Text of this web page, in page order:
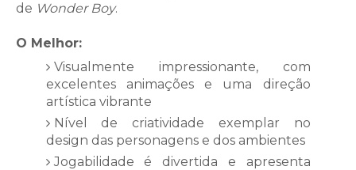
de Wonder Boy.
O Melhor:
Visualmente impressionante, com
excelentes animações e uma direção
artística vibrante
Nível de criatividade exemplar no
design das personagens e dos ambientes
Jogabilidade é divertida e apresenta